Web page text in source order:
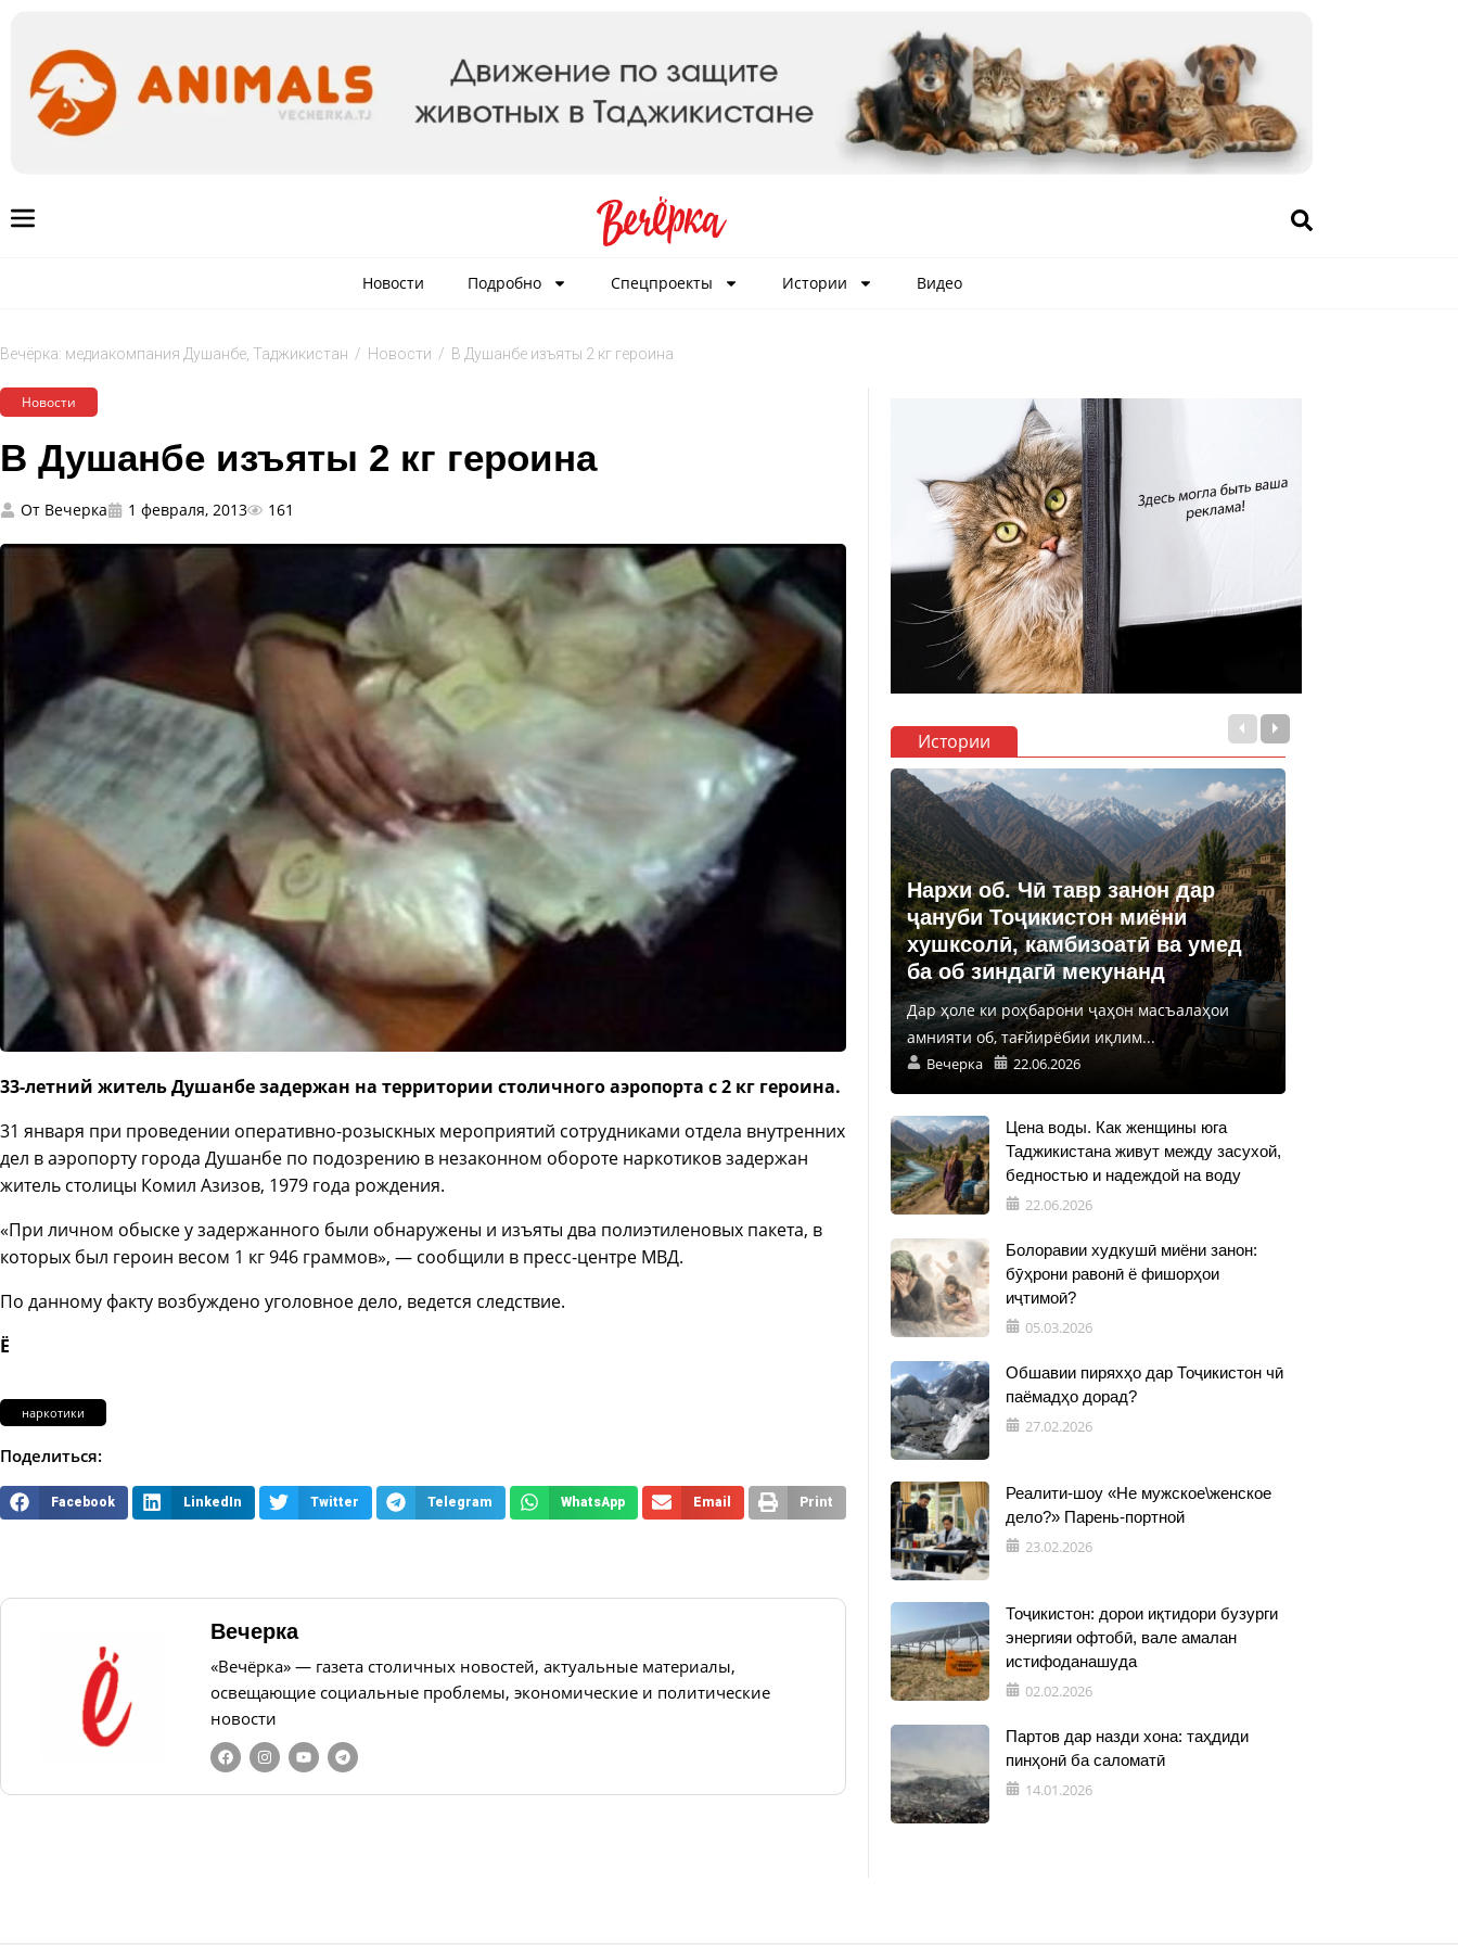
Новости Подробно Спецпроекты Истории Видео
Вечёрка: медиакомпания Душанбе, Таджикистан / Новости / В Душанбе изъяты 2 кг героина
Новости
В Душанбе изъяты 2 кг героина
От Вечерка 1 февраля, 2013 161
33-летний житель Душанбе задержан на территории столичного аэропорта с 2 кг героина.
31 января при проведении оперативно-розыскных мероприятий сотрудниками отдела внутренних
дел в аэропорту города Душанбе по подозрению в незаконном обороте наркотиков задержан
житель столицы Комил Азизов, 1979 года рождения.
«При личном обыске у задержанного были обнаружены и изъяты два полиэтиленовых пакета, в
которых был героин весом 1 кг 946 граммов», — сообщили в пресс-центре МВД.
По данному факту возбуждено уголовное дело, ведется следствие.
Ё
наркотики
Поделиться:
Facebook LinkedIn Twitter Telegram WhatsApp Email Print
Вечерка
«Вечёрка» — газета столичных новостей, актуальные материалы,
освещающие социальные проблемы, экономические и политические
новости
Истории
Нархи об. Чӣ тавр занон дар
ҷануби Тоҷикистон миёни
хушксолӣ, камбизоатӣ ва умед
ба об зиндагӣ мекунанд
Дар ҳоле ки роҳбарони ҷаҳон масъалаҳои
амнияти об, тағйирёбии иқлим...
Вечерка 22.06.2026
Цена воды. Как женщины юга
Таджикистана живут между засухой,
бедностью и надеждой на воду
22.06.2026
Болоравии худкушӣ миёни занон:
бӯҳрони равонӣ ё фишорҳои
иҷтимоӣ?
05.03.2026
Обшавии пиряхҳо дар Тоҷикистон чӣ
паёмадҳо дорад?
27.02.2026
Реалити-шоу «Не мужское\женское
дело?» Парень-портной
23.02.2026
Тоҷикистон: дорои иқтидори бузурги
энергияи офтобӣ, вале амалан
истифоданашуда
02.02.2026
Партов дар назди хона: таҳдиди
пинҳонӣ ба саломатӣ
14.01.2026